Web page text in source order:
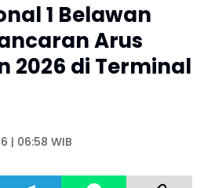
1 Belawan
Arus
2026 di Terminal
| 06:58 WIB